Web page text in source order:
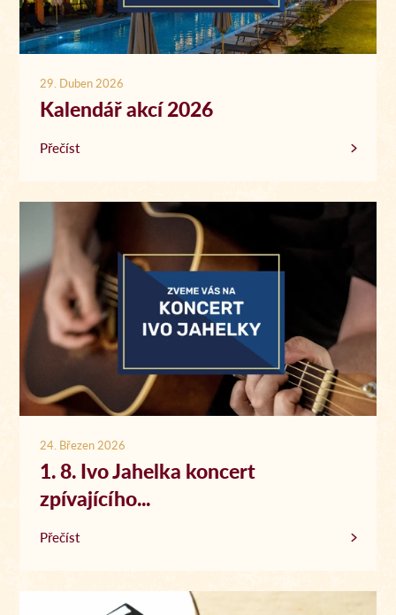
29. Duben 2026
Kalendář akcí 2026
Přečíst
24. Březen 2026
1. 8. Ivo Jahelka koncert
zpívajícího...
Přečíst